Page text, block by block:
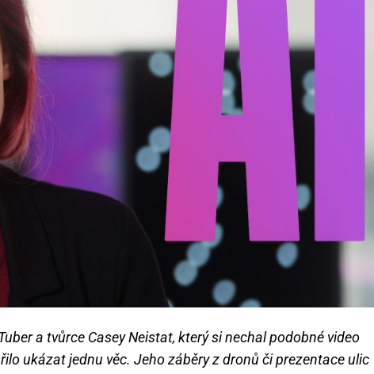
a tvůrce Casey Neistat, který si nechal podobné video
ukázat jednu věc. Jeho záběry z dronů či prezentace ulic